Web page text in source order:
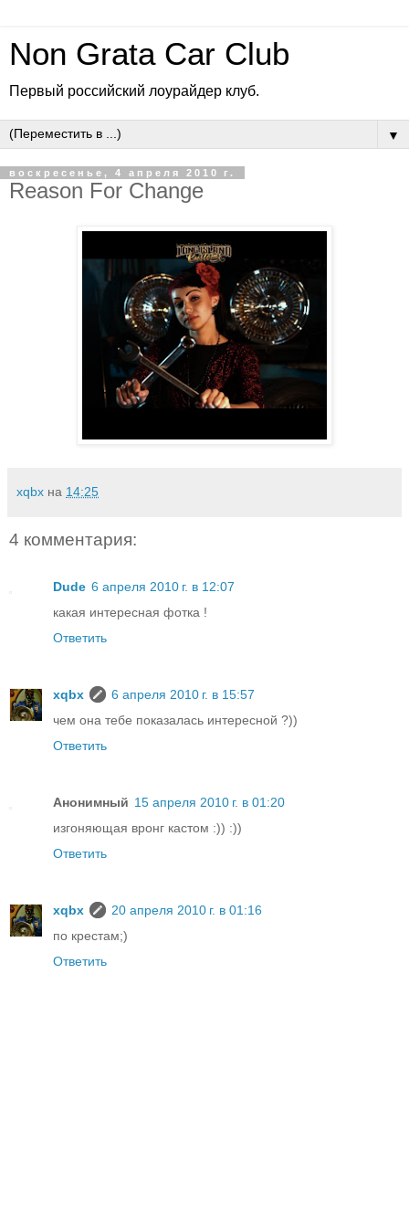
Non Grata Car Club
Первый российский лоурайдер клуб.
▼
воскресенье, 4 апреля 2010 г.
Reason For Change
xqbx на 14:25
4 комментария:
Dude 6 апреля 2010 г. в 12:07
какая интересная фотка !
Ответить
xqbx
6 апреля 2010 г. в 15:57
чем она тебе показалась интересной ?))
Ответить
Анонимный 15 апреля 2010 г. в 01:20
изгоняющая вронг кастом :)) :))
Ответить
xqbx
20 апреля 2010 г. в 01:16
по крестам;)
Ответить